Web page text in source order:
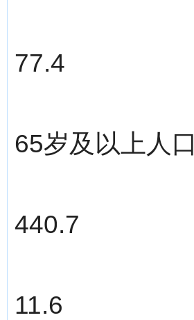
77.4
65岁及以上人口
440.7
11.6